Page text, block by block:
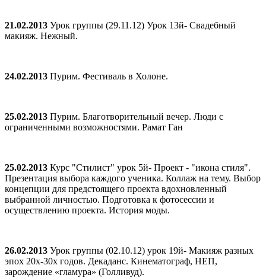
21.02.2013 Урок группы (29.11.12) Урок 13й- Свадебный
макияж. Нежный.
24.02.2013 Пурим. Фестиваль в Холоне.
25.02.2013 Пурим. Благотворительный вечер. Люди с
ограниченными возможностями. Рамат Ган
25.02.2013 Курс "Стилист" урок 5й- Проект - "икона стиля".
Презентация выбора каждого ученика. Коллаж на тему. Выбор
концепции для предстоящего проекта вдохновленный
выбранной личностью. Подготовка к фотосессии и
осуществлению проекта. История моды.
26.02.2013 Урок группы (02.10.12) урок 19й- Макияж разных
эпох 20х-30х годов. Декаданс. Кинематограф, НЕП,
зарождение «гламура» (Голливуд).